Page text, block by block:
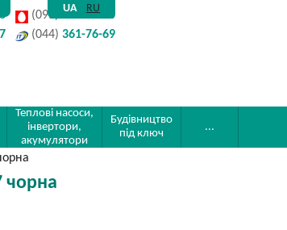
UA RU
(095)
142-32-80
(044) 361-76-69
Теплові насоси,
інвертори,
акумулятори
Будівництво
під ключ
...
чорна